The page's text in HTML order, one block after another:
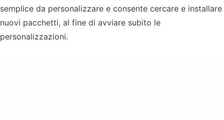
semplice da personalizzare e consente cercare e installare
nuovi pacchetti, al fine di avviare subito le
personalizzazioni.